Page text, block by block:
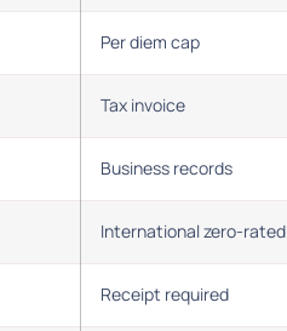
Per diem cap
Tax invoice
Business records
International zero-rated
Receipt required